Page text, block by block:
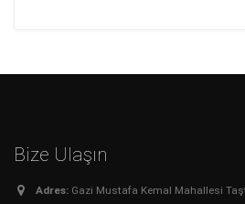
Bize Ulaşın
Adres: Gazi Mustafa Kemal Mahallesi